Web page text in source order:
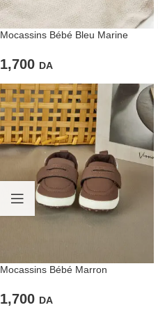
Mocassins Bébé Bleu Marine
1,700 DA
Mocassins Bébé Marron
1,700 DA